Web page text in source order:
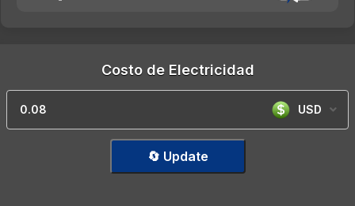
Costo de Electricidad
USD
🔄 Update